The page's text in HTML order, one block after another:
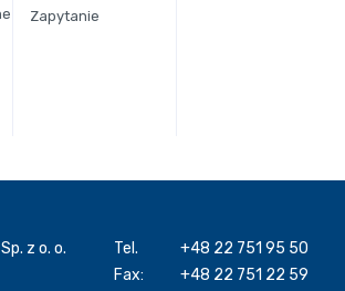
Zapytanie
z o. o.
Tel.
+48 22 751 95 50
Fax:
+48 22 751 22 59